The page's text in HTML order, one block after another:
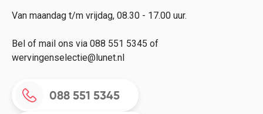
Van maandag t/m vrijdag, 08.30 - 17.00 uur.
Bel of mail ons via 088 551 5345 of
wervingenselectie@lunet.nl
088 551 5345